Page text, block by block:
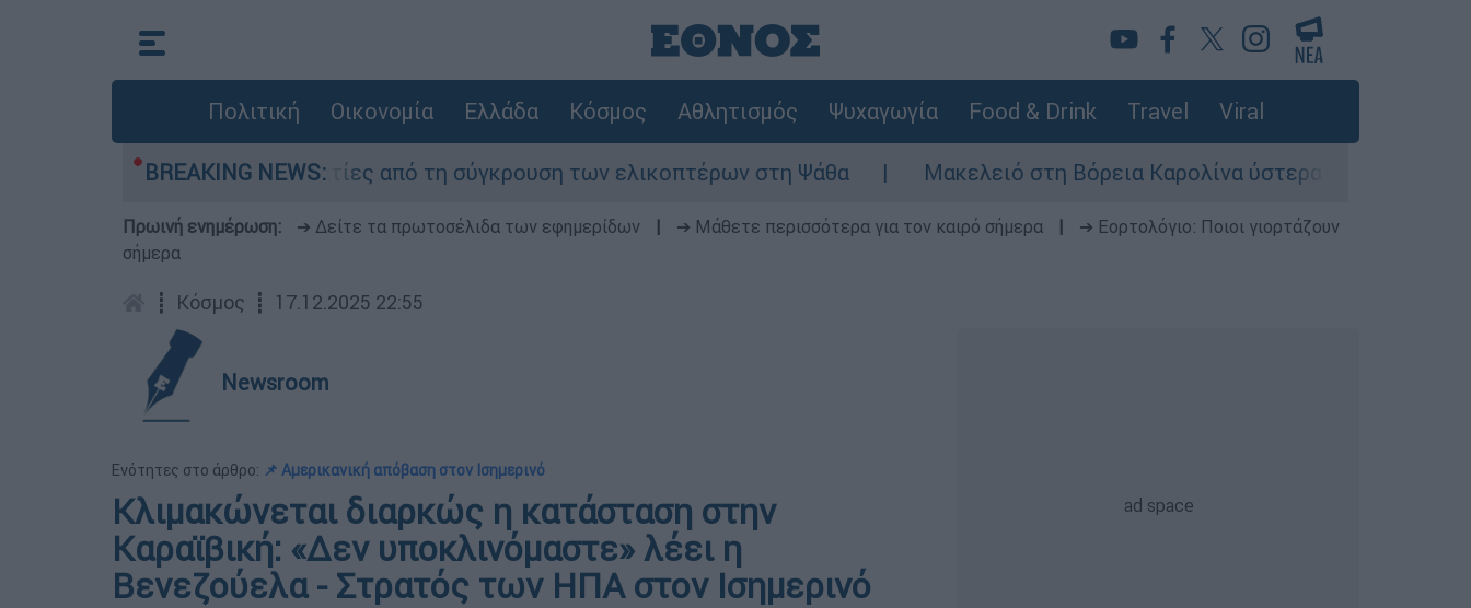
Πολιτική Οικονομία Ελλάδα Κόσμος Αθλητισμός Ψυχαγωγία Food & Drink Travel Viral
BREAKING NEWS:
οι δύο τραυματίες από τη σύγκρουση των ελικοπτέρων στη Ψάθα Μακελειό στη Βόρεια Καρολίνα ύστερα από πυροβολισμούς:
Πρωινή ενημέρωση: ➔ Δείτε τα πρωτοσέλιδα των εφημερίδων ➔ Μάθετε περισσότερα για τον καιρό σήμερα
➔ Εορτολόγιο: Ποιοι γιορτάζουν
σήμερα
┋ Κόσμος ┋ 17.12.2025 22:55
Newsroom
Ενότητες στο άρθρο: 📌 Αμερικανική απόβαση στον Ισημερινό
Κλιμακώνεται διαρκώς η κατάσταση στην
Καραϊβική: «Δεν υποκλινόμαστε» λέει η
Βενεζούελα - Στρατός των ΗΠΑ στον Ισημερινό